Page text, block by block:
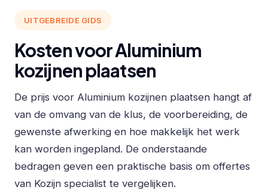
UITGEBREIDE GIDS
Kosten voor Aluminium
kozijnen plaatsen
De prijs voor Aluminium kozijnen plaatsen hangt af
van de omvang van de klus, de voorbereiding, de
gewenste afwerking en hoe makkelijk het werk
kan worden ingepland. De onderstaande
bedragen geven een praktische basis om offertes
van Kozijn specialist te vergelijken.